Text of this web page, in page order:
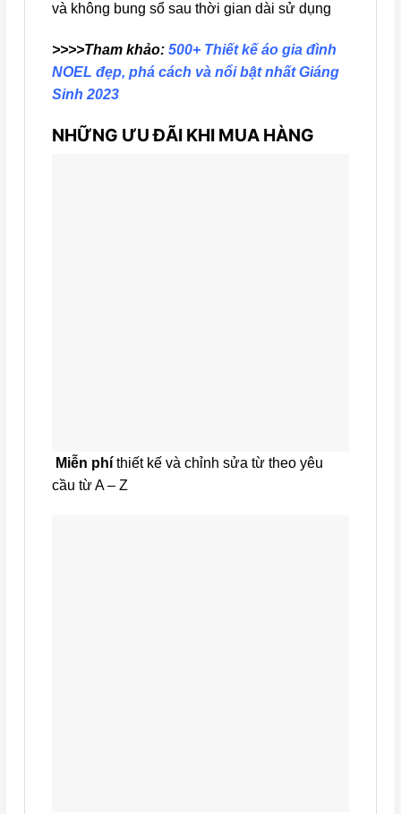
và không bung sổ sau thời gian dài sử dụng
>>>>Tham khảo: 500+ Thiết kế áo gia đình
NOEL đẹp, phá cách và nổi bật nhất Giáng
Sinh 2023
NHỮNG ƯU ĐÃI KHI MUA HÀNG
Miễn phí thiết kế và chỉnh sửa từ theo yêu
cầu từ A – Z